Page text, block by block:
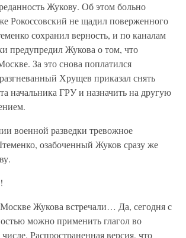
Жукову. Об этом больно
Рокоссовский не щадил поверженного
сохранил верность, и по каналам
предупредил Жукова о том, что
За это снова поплатился
Хрущев приказал снять
начальника ГРУ и назначить на другую
военной разведки тревожное
озабоченный Жуков сразу же
Жукова встречали… Да, сегодня с
можно применить глагол во
Распространенная версия, что